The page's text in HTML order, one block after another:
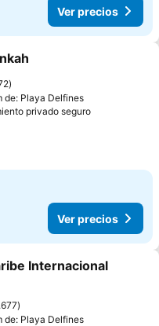
Ver precios
a favoritos
de: Playa Delfines
privado seguroVer precios
Ver precios
a favoritos
Internacional
de: Playa Delfines